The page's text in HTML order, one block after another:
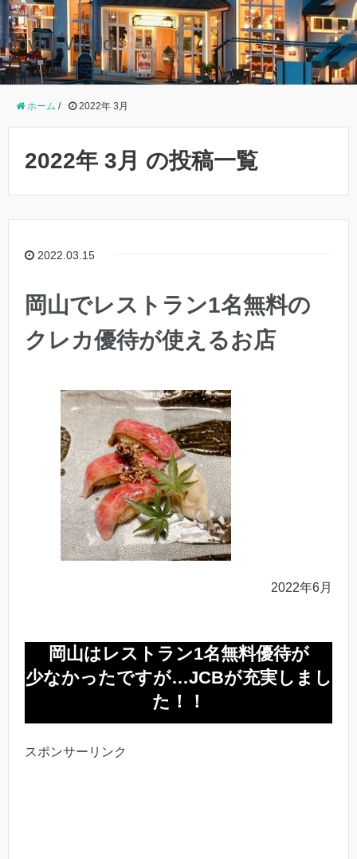
Joyful-World
ホーム / 2022年 3月
2022年 3月 の投稿一覧
2022.03.15
岡山でレストラン1名無料の
クレカ優待が使えるお店
2022年6月
岡山はレストラン1名無料優待が
少なかったですが…JCBが充実しまし
た！！
スポンサーリンク